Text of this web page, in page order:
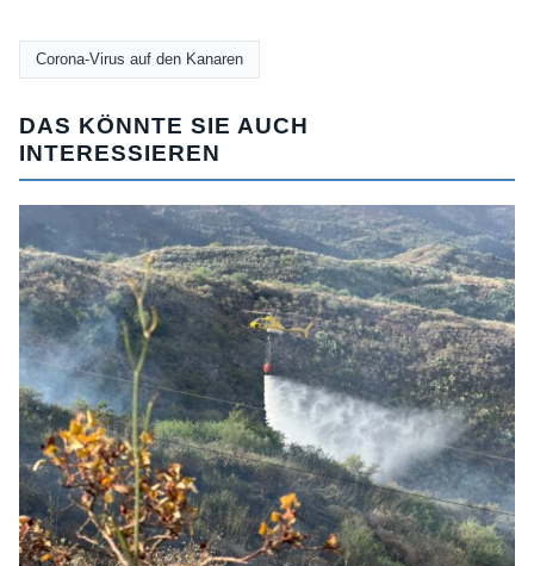
Corona-Virus auf den Kanaren
DAS KÖNNTE SIE AUCH
INTERESSIEREN